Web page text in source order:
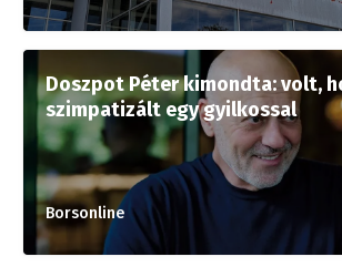
Doszpot Péter kimondta: volt,
szimpatizált egy gyilkossal
Borsonline